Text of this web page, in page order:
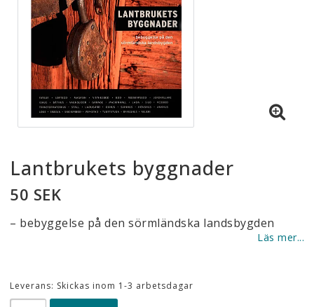
Lantbrukets byggnader
50 SEK
– bebyggelse på den sörmländska landsbygden
Läs mer...
Leverans: Skickas inom 1-3 arbetsdagar